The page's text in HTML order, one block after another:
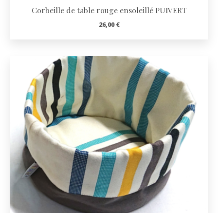
Corbeille de table rouge ensoleillé PUIVERT
26,00€